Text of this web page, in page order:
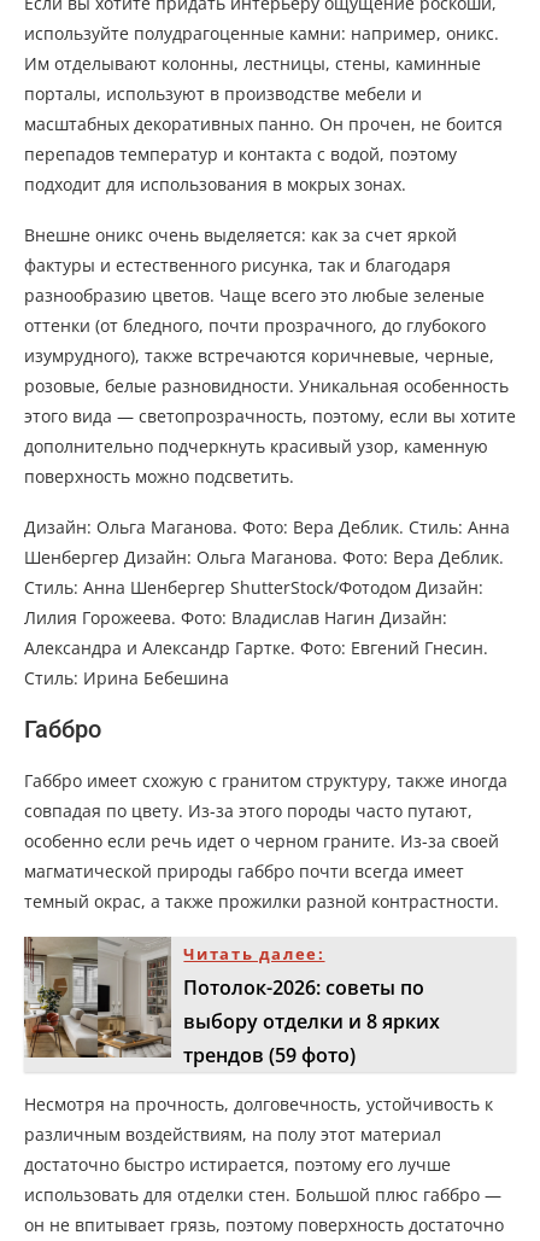
используйте полудрагоценные камни: например, оникс.
Им отделывают колонны, лестницы, стены, каминные
порталы, используют в производстве мебели и
масштабных декоративных панно. Он прочен, не боится
перепадов температур и контакта с водой, поэтому
подходит для использования в мокрых зонах.
Внешне оникс очень выделяется: как за счет яркой
фактуры и естественного рисунка, так и благодаря
разнообразию цветов. Чаще всего это любые зеленые
оттенки (от бледного, почти прозрачного, до глубокого
изумрудного), также встречаются коричневые, черные,
розовые, белые разновидности. Уникальная особенность
этого вида — светопрозрачность, поэтому, если вы хотите
дополнительно подчеркнуть красивый узор, каменную
поверхность можно подсветить.
Дизайн: Ольга Маганова. Фото: Вера Деблик. Стиль: Анна
Шенбергер Дизайн: Ольга Маганова. Фото: Вера Деблик.
Стиль: Анна Шенбергер ShutterStock/Фотодом Дизайн:
Лилия Горожеева. Фото: Владислав Нагин Дизайн:
Александра и Александр Гартке. Фото: Евгений Гнесин.
Стиль: Ирина Бебешина
Габбро
Габбро имеет схожую с гранитом структуру, также иногда
совпадая по цвету. Из-за этого породы часто путают,
особенно если речь идет о черном граните. Из-за своей
магматической природы габбро почти всегда имеет
темный окрас, а также прожилки разной контрастности.
Читать далее:
Потолок-2026: советы по
выбору отделки и 8 ярких
трендов (59 фото)
Несмотря на прочность, долговечность, устойчивость к
различным воздействиям, на полу этот материал
достаточно быстро истирается, поэтому его лучше
использовать для отделки стен. Большой плюс габбро —
он не впитывает грязь, поэтому поверхность достаточно